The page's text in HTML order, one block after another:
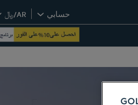
حسابي AR/﷼